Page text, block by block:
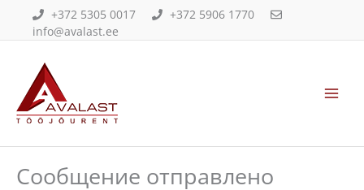
Перейти
содержимому
+372 5305 0017
+372 5906 1770
info@avalast.ee
Сообщение отправлено